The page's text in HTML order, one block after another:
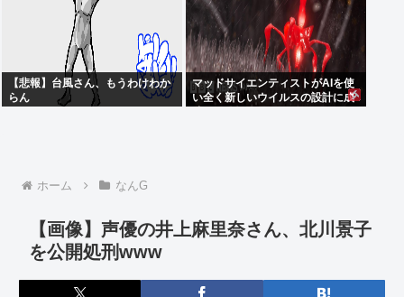
【悲報】台風さん、もうわけわか
らん
マッドサイエンティストがAIを使
い全く新しいウイルスの設計に成
ホーム なんG
【画像】声優の井上麻里奈さん、北川景子
を公開処刑www